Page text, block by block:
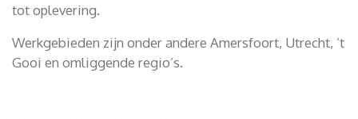
tot oplevering.
Werkgebieden zijn onder andere Amersfoort, Utrecht, ’t
Gooi en omliggende regio’s.